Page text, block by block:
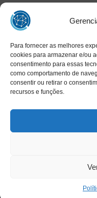
Para fornecer as melhores
cookies para armazenar e/ou
consentimento para essas
como comportamento de
consentir ou retirar o
recursos e funções.
Ainda não tem
Copyright © 2025